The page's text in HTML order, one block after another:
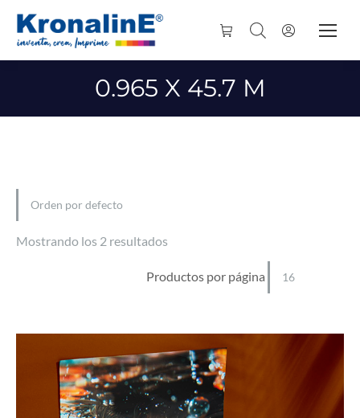
0.965 X 45.7 M
Mostrando los 2 resultados
Productos por página